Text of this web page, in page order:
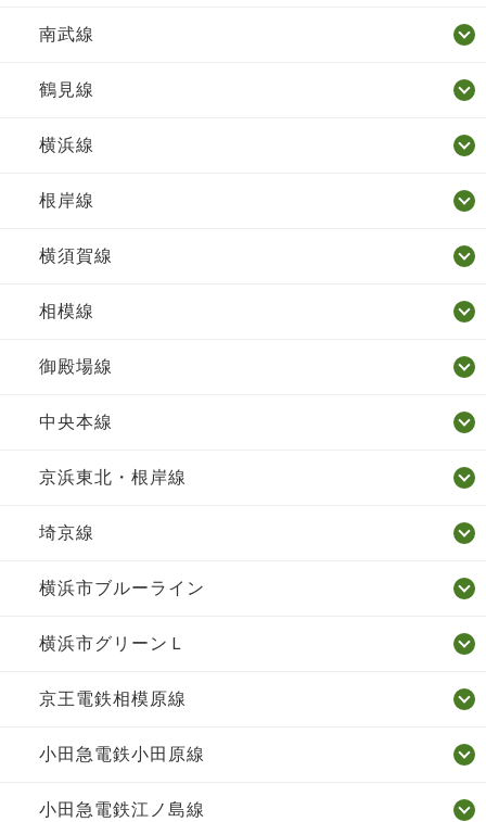
南武線
鶴見線
横浜線
根岸線
横須賀線
相模線
御殿場線
中央本線
京浜東北・根岸線
埼京線
横浜市ブルーライン
横浜市グリーンＬ
京王電鉄相模原線
小田急電鉄小田原線
小田急電鉄江ノ島線